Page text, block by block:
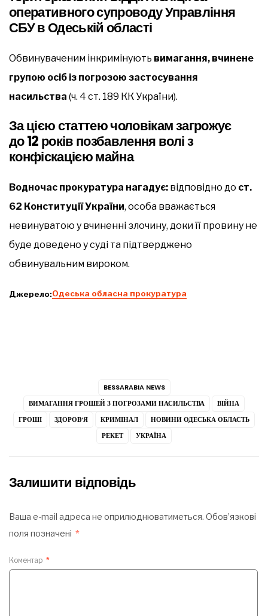
оперативного супроводу Управління
СБУ в Одеській області
Обвинуваченим інкримінують вимагання, вчинене
групою осіб із погрозою застосування
насильства (ч. 4 ст. 189 КК України).
За цією статтею чоловікам загрожує
до 12 років позбавлення волі з
конфіскацією майна
Водночас прокуратура нагадує: відповідно до ст.
62 Конституції України, особа вважається
невинуватою у вчиненні злочину, доки її провину не
буде доведено у суді та підтверджено
обвинувальним вироком.
Джерело:Одеська обласна прокуратура
BESSARABIA NEWS
ВИМАГАННЯ ГРОШЕЙ З ПОГРОЗАМИ НАСИЛЬСТВА
ВІЙНА
ГРОШІ
ЗДОРОВ’Я КРИМІНАЛ
НОВИНИ ОДЕСЬКА ОБЛАСТЬ
РЕКЕТ
УКРАЇНА
Залишити відповідь
Ваша e-mail адреса не оприлюднюватиметься. Обов’язкові
поля позначені *
Коментар *